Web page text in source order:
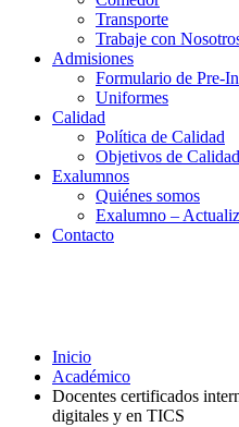
Transporte
Trabaje con
Admisiones
Formulario de Pre-
Uniformes
Calidad
Política de Calidad
Objetivos de Calidad
Exalumnos
Quiénes somos
Exalumno –
Contacto
Inicio
Académico
Docentes certificados
digitales y en TICS